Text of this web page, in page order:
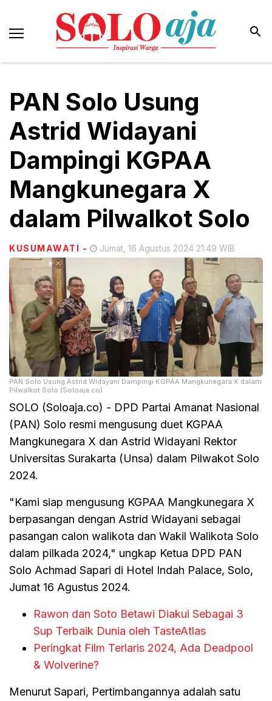
PAN Solo Usung
Astrid Widayani
Dampingi KGPAA
Mangkunegara X
dalam Pilwalkot Solo
KUSUMAWATI - Jumat, 16 Agustus 2024 21:49 WIB
PAN Solo Usung Astrid Widayani Dampingi KGPAA Mangkunegara X dalam
Pilwalkot Solo (Soloaja.co)
SOLO (Soloaja.co) - DPD Partai Amanat Nasional
(PAN) Solo resmi mengusung duet KGPAA
Mangkunegara X dan Astrid Widayani Rektor
Universitas Surakarta (Unsa) dalam Pilwakot Solo
2024.
"Kami siap mengusung KGPAA Mangkunegara X
berpasangan dengan Astrid Widayani sebagai
pasangan calon walikota dan Wakil Walikota Solo
dalam pilkada 2024," ungkap Ketua DPD PAN
Solo Achmad Sapari di Hotel Indah Palace, Solo,
Jumat 16 Agustus 2024.
Rawon dan Soto Betawi Diakui Sebagai 3
Sup Terbaik Dunia oleh TasteAtlas
Peringkat Film Terlaris 2024, Ada Deadpool
& Wolverine?
Menurut Sapari, Pertimbangannya adalah satu